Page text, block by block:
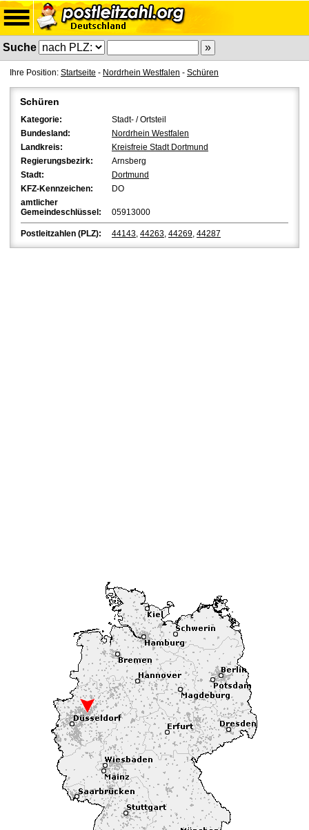
Suche
Ihre Position: Startseite - Nordrhein Westfalen - Schüren
Schüren
Kategorie:
Stadt- / Ortsteil
Bundesland:
Nordrhein Westfalen
Landkreis:
Kreisfreie Stadt Dortmund
Regierungsbezirk:
Arnsberg
Stadt:
Dortmund
KFZ-Kennzeichen:
DO
amtlicher
Gemeindeschlüssel:
05913000
Postleitzahlen (PLZ): 44143, 44263, 44269, 44287